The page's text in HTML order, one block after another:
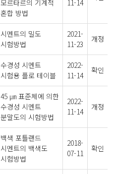
모르타르의 기계적
혼합 방법
11-14
시멘트의 밀도
시험방법
2021-
11-23
개정
수경성 시멘트
시험용 플로 테이블
2022-
11-14
확인
45 ㎛ 표준체에 의한
수경성 시멘트
분말도의 시험방법
2022-
11-14
개정
백색 포틀랜드
시멘트의 백색도
시험방법
2018-
07-11
확인